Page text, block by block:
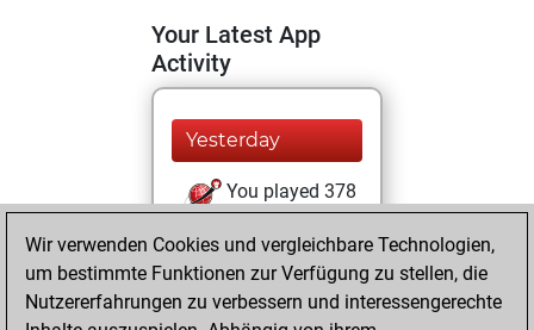
Your Latest App
Activity
Yesterday
You played 378
You scored
+169 =13 -196 in
bullet
Wir verwenden Cookies und vergleichbare Technologien,
um bestimmte Funktionen zur Verfügung zu stellen, die
Nutzererfahrungen zu verbessern und interessengerechte